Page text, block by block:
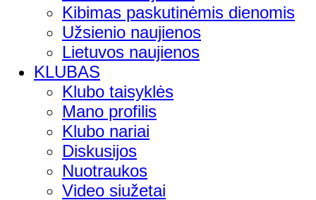
Kibimas paskutinėmis dienomis
Užsienio naujienos
Lietuvos naujienos
KLUBAS
Klubo taisyklės
Mano profilis
Klubo nariai
Diskusijos
Nuotraukos
Video siužetai